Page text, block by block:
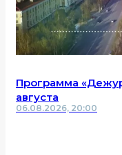
Программа
августа
06.08.2026, 20:00